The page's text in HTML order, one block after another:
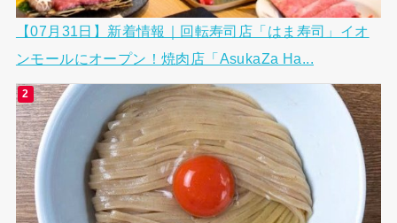
【07月31日】新着情報｜回転寿司店「はま寿司」イオ
ンモールにオープン！焼肉店「AsukaZa Ha...